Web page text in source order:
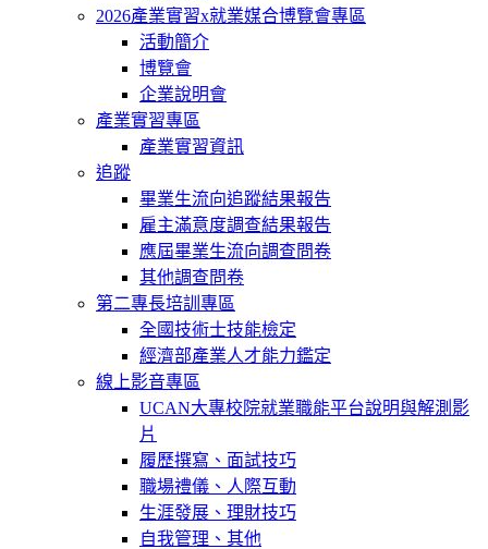
2026產業實習x就業媒合博覽會專區
活動簡介
博覽會
企業說明會
產業實習專區
產業實習資訊
追蹤
畢業生流向追蹤結果報告
雇主滿意度調查結果報告
應屆畢業生流向調查問卷
其他調查問卷
第二專長培訓專區
全國技術士技能檢定
經濟部產業人才能力鑑定
線上影音專區
UCAN大專校院就業職能平台說明與解測影
片
履歷撰寫、面試技巧
職場禮儀、人際互動
生涯發展、理財技巧
自我管理、其他